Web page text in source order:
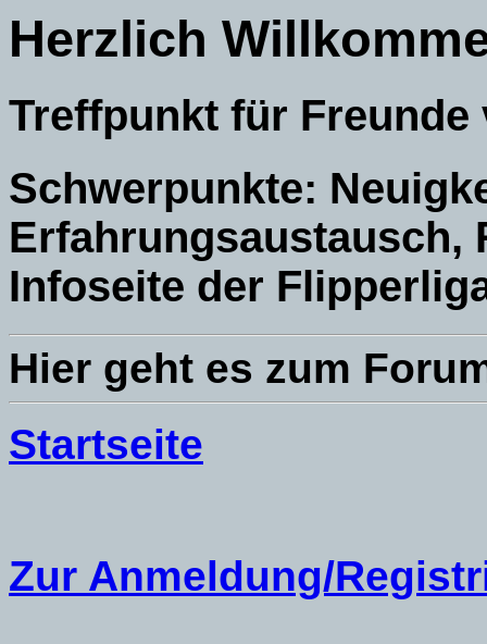
Herzlich
Treffpunkt für
Schwerpunkte:
Erfahrungsaustausch,
Infoseite der
Hier geht es zum
Startseite
Zur Anmeldung/